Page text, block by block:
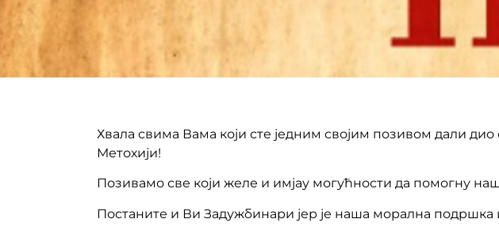
Хвала свима Вама који сте једним својим позивом дали
Метохији!
Позивамо све који желе и имјау могућности да помогну
Постаните и Ви Задужбинари јер је наша морална подршка